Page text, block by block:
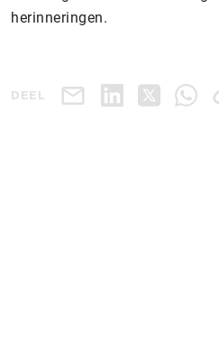
herinneringen.
DEEL